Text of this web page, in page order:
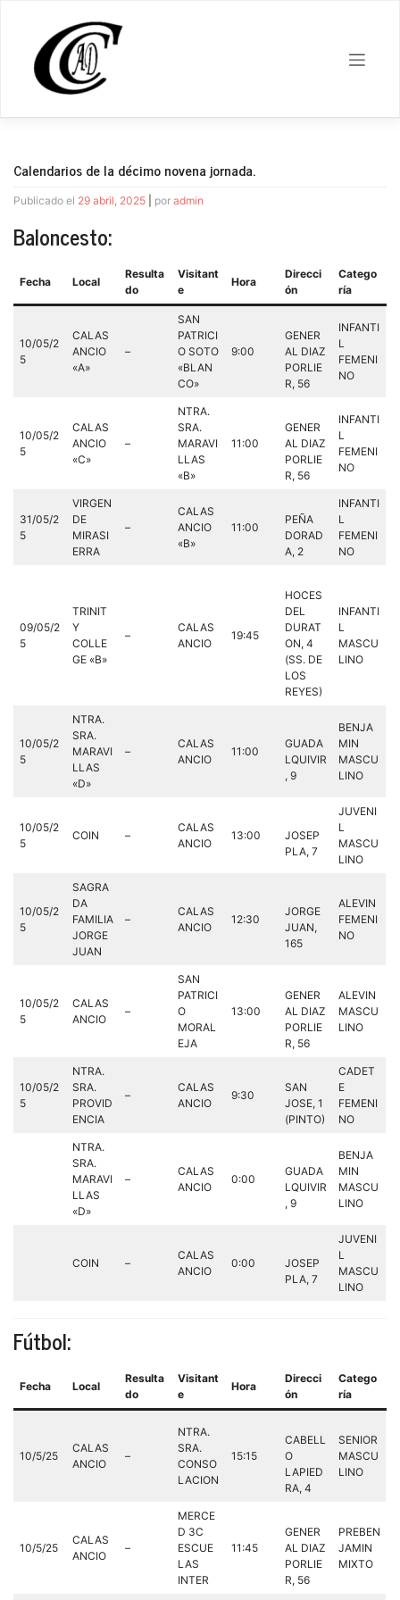
contenido
Calendarios de la décimo novena jornada.
Publicado el 29 abril, 2025 por admin
Baloncesto:
Fecha Local
Resulta
do
Visitant
e
Hora
Direcci
ón
Catego
ría
10/05/2
5
CALAS
ANCIO
«A»
–
SAN
PATRICI
O SOTO
«BLAN
CO»
9:00
GENER
AL DIAZ
PORLIE
R, 56
INFANTI
L
FEMENI
NO
10/05/2
5
CALAS
ANCIO
«C»
–
NTRA.
SRA.
MARAVI
LLAS
«B»
11:00
GENER
AL DIAZ
PORLIE
R, 56
INFANTI
L
FEMENI
NO
31/05/2
5
VIRGEN
DE
MIRASI
ERRA
–
CALAS
ANCIO
«B»
11:00
PEÑA
DORAD
A, 2
INFANTI
L
FEMENI
NO
09/05/2
5
TRINIT
Y
COLLE
GE «B»
–
CALAS
ANCIO
19:45
HOCES
DEL
DURAT
ON, 4
(SS. DE
LOS
REYES)
INFANTI
L
MASCU
LINO
10/05/2
5
NTRA.
SRA.
MARAVI
LLAS
«D»
–
CALAS
ANCIO
11:00
GUADA
LQUIVIR
, 9
BENJA
MIN
MASCU
LINO
10/05/2
5
COIN –
CALAS
ANCIO
13:00
JOSEP
PLA, 7
JUVENI
L
MASCU
LINO
10/05/2
5
SAGRA
DA
FAMILIA
JORGE
JUAN
–
CALAS
ANCIO
12:30
JORGE
JUAN,
165
ALEVIN
FEMENI
NO
10/05/2
5
CALAS
ANCIO
–
SAN
PATRICI
O
MORAL
EJA
13:00
GENER
AL DIAZ
PORLIE
R, 56
ALEVIN
MASCU
LINO
10/05/2
5
NTRA.
SRA.
PROVID
ENCIA
–
CALAS
ANCIO
9:30
SAN
JOSE, 1
(PINTO)
CADET
E
FEMENI
NO
NTRA.
SRA.
MARAVI
LLAS
«D»
–
CALAS
ANCIO
0:00
GUADA
LQUIVIR
, 9
BENJA
MIN
MASCU
LINO
COIN –
CALAS
ANCIO
0:00
JOSEP
PLA, 7
JUVENI
L
MASCU
LINO
Fútbol:
Fecha Local
Resulta
do
Visitant
e
Hora
Direcci
ón
Catego
ría
10/5/25
CALAS
ANCIO
–
NTRA.
SRA.
CONSO
LACION
15:15
CABELL
O
LAPIED
RA, 4
SENIOR
MASCU
LINO
10/5/25
CALAS
ANCIO
–
MERCE
D 3C
ESCUE
LAS
INTER
11:45
GENER
AL DIAZ
PORLIE
R, 56
PREBEN
JAMIN
MIXTO